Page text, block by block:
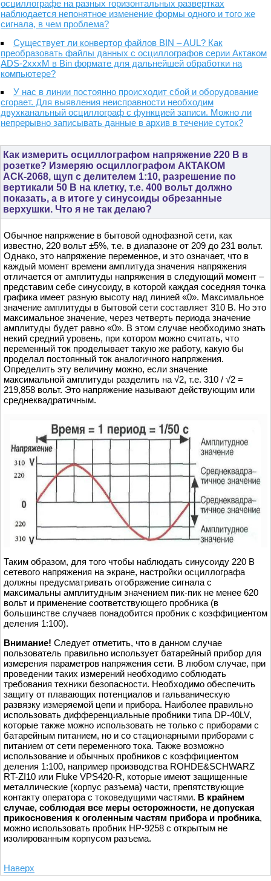
осциллографе на разных горизонтальных развертках
наблюдается непонятное изменение формы одного и того же
сигнала, в чем проблема?
Существует ли конвертор файлов BIN – AUL? Как
преобразовать файлы данных с осциллографов серии Актаком
ADS-2xxxM в Bin формате для дальнейшей обработки на
компьютере?
У нас в линии постоянно происходит сбой и оборудование
сгорает. Для выявления неисправности необходим
двухканальный осциллограф с функцией записи. Можно ли
непрерывно записывать данные в архив в течение суток?
Как измерить осциллографом напряжение 220 В в
розетке? Измеряю осциллографом АКТАКОМ
АСК-2068, щуп с делителем 1:10, разрешение по
вертикали 50 В на клетку, т.е. 400 вольт должно
показать, а в итоге у синусоиды обрезанные
верхушки. Что я не так делаю?
Обычное напряжение в бытовой однофазной сети, как
известно, 220 вольт ±5%, т.е. в диапазоне от 209 до 231 вольт.
Однако, это напряжение переменное, и это означает, что в
каждый момент времени амплитуда значения напряжения
отличается от амплитуды напряжения в следующий момент –
представим себе синусоиду, в которой каждая соседняя точка
графика имеет разную высоту над линией «0». Максимальное
значение амплитуды в бытовой сети составляет 310 В. Но это
максимальное значение, через четверть периода значение
амплитуды будет равно «0». В этом случае необходимо знать
некий средний уровень, при котором можно считать, что
переменный ток проделывает такую же работу, какую бы
проделал постоянный ток аналогичного напряжения.
Определить эту величину можно, если значение
максимальной амплитуды разделить на √2, т.е. 310 / √2 =
219,858 вольт. Это напряжение называют действующим или
среднеквадратичным.
Таким образом, для того чтобы наблюдать синусоиду 220 В
сетевого напряжения на экране, настройки осциллографа
должны предусматривать отображение сигнала с
максимальны амплитудным значением пик-пик не менее 620
вольт и применение соответствующего пробника (в
большинстве случаев понадобится пробник с коэффициентом
деления 1:100).
Внимание! Следует отметить, что в данном случае
пользователь правильно использует батарейный прибор для
измерения параметров напряжения сети. В любом случае, при
проведении таких измерений необходимо соблюдать
требования техники безопасности. Необходимо обеспечить
защиту от плавающих потенциалов и гальваническую
развязку измеряемой цепи и прибора. Наиболее правильно
использовать дифференциальные пробники типа DP-40LV,
которые также можно использовать не только с приборами с
батарейным питанием, но и со стационарными приборами с
питанием от сети переменного тока. Также возможно
использование и обычных пробников с коэффициентом
деления 1:100, например производства ROHDE&SCHWARZ
RT-ZI10 или Fluke VPS420-R, которые имеют защищенные
металлические (корпус разъема) части, препятствующие
контакту оператора с токоведущими частями. В крайнем
случае, соблюдая все меры осторожности, не допуская
прикосновения к оголенным частям прибора и пробника,
можно использовать пробник HP-9258 с открытым не
изолированным корпусом разъема.
Наверх